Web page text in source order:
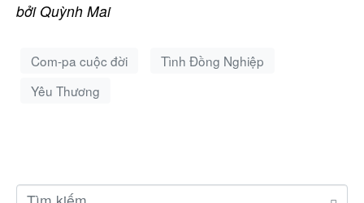
bởi Quỳnh Mai
Com-pa cuộc đời
Tình Đồng Nghiệp
Yêu Thương